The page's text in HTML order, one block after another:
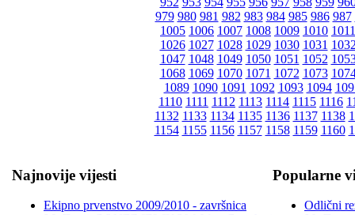
979 980 981 982 983 984 985 986 987
1005 1006 1007 1008 1009 1010 1011
1026 1027 1028 1029 1030 1031
1047 1048 1049 1050 1051 1052
1068 1069 1070 1071 1072 1073
1089 1090 1091 1092 1093 1094
1110 1111 1112 1113 1114 1115 1116
1132 1133 1134 1135 1136 1137 1138
1154 1155 1156 1157 1158 1159 1160
Najnovije vijesti
Ekipno prvenstvo 2009/2010 - završnica
Popularne
Odlični